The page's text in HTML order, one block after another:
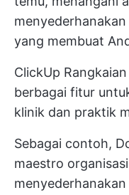
yang membuat
ClickUp
berbagai fitur
klinik dan praktik
Sebagai contoh,
maestro